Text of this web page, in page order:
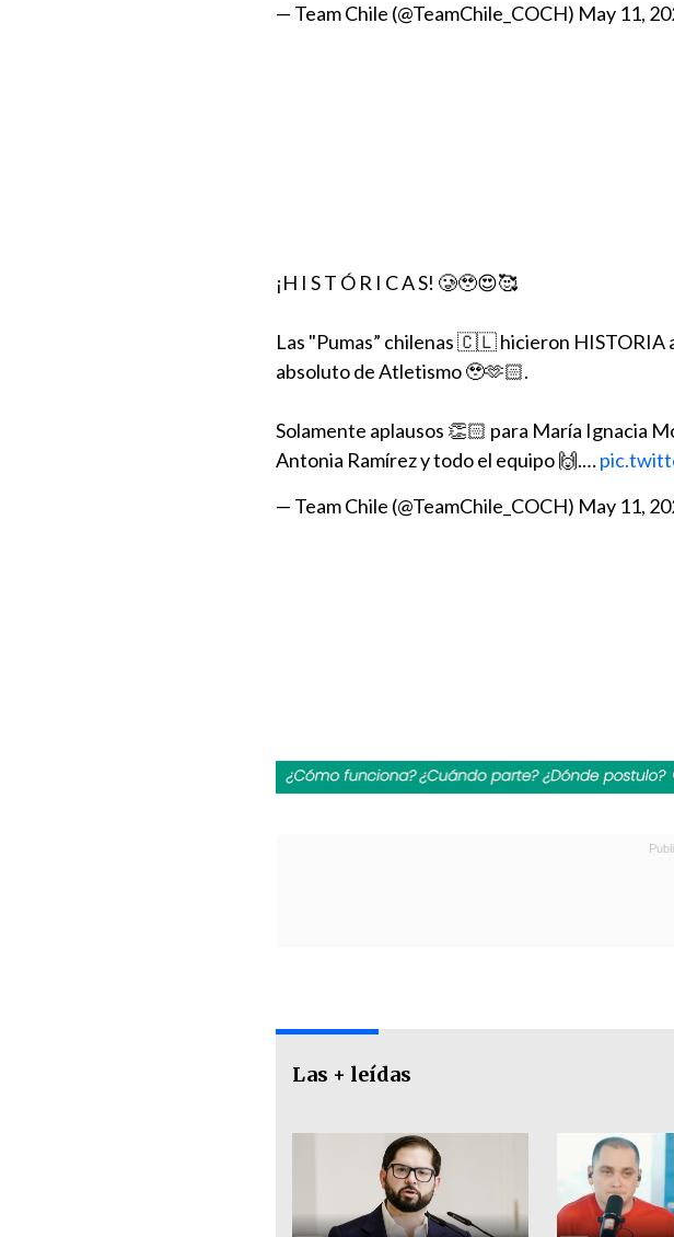
— Team Chile (@TeamChile_COCH) May 11,
¡H I S T Ó R I C A S! 🥲🥹😍🥰
Las "Pumas” chilenas 🇨🇱 hicieron HISTORIA
absoluto de Atletismo 🥹🫶🏻.
Solamente aplausos 👏🏻 para María Ignacia
Antonia Ramírez y todo el equipo 🙌.…
— Team Chile (@TeamChile_COCH) May 11,
Las + leídas